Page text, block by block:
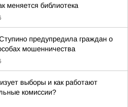
меняется библиотека
предупредила граждан о
мошенничества
выборы и как работают
комиссии?